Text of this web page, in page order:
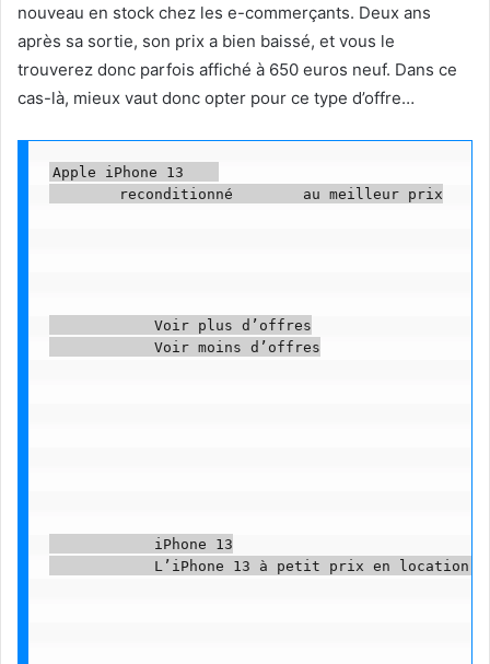
nouveau en stock chez les e-commerçants. Deux ans
après sa sortie, son prix a bien baissé, et vous le
trouverez donc parfois affiché à 650 euros neuf. Dans ce
cas-là, mieux vaut donc opter pour ce type d’offre…
Apple iPhone 13
        reconditionné        au meilleur prix
            Voir plus d’offres
            Voir moins d’offres
            iPhone 13
L’iPhone 13 à petit prix en location